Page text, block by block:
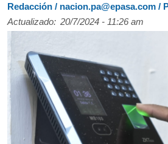
Redacción / nacion.pa@epasa.com /
Actualizado: 20/7/2024 - 11:26 am